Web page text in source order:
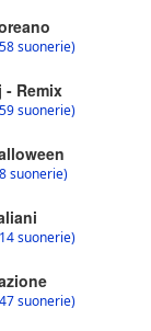
suonerie)
- Remix
suonerie)
suonerie)
suonerie)
suonerie)